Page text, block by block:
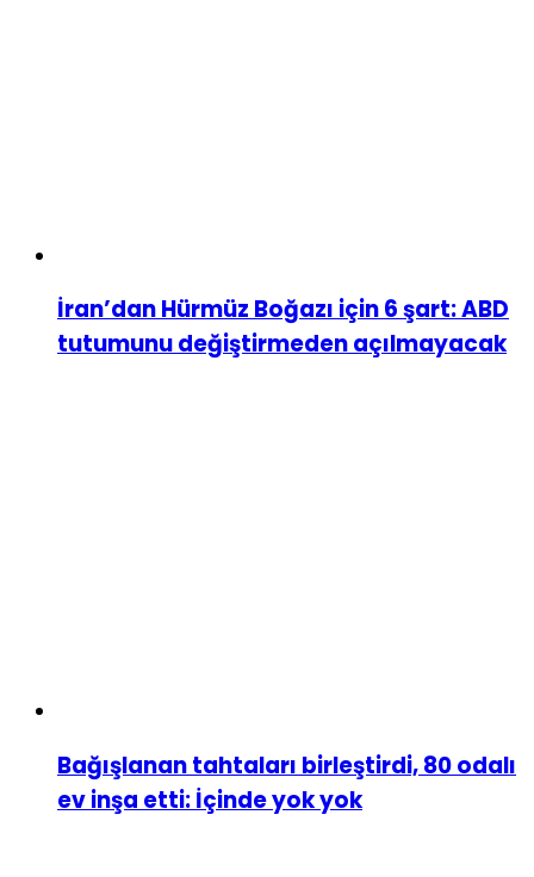
İran’dan Hürmüz Boğazı için 6 şart: ABD
tutumunu değiştirmeden açılmayacak
Bağışlanan tahtaları birleştirdi, 80 odalı
ev inşa etti: İçinde yok yok